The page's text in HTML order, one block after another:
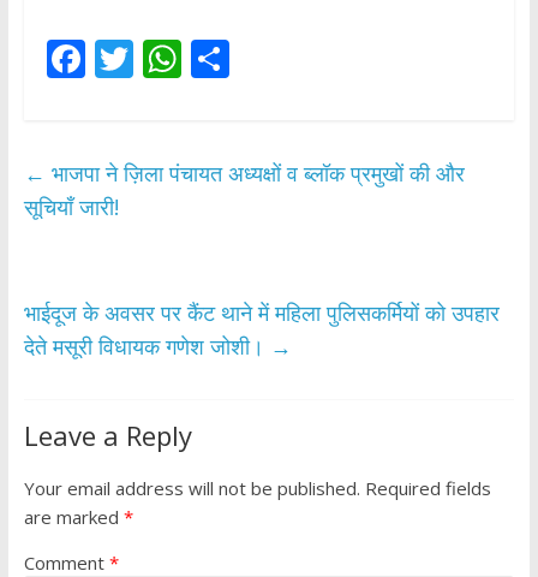
F
b
o
k
T
er
W
s
p
S
e
← भाजपा ने ज़िला पंचायत अध्यक्षों व ब्लॉक प्रमुखों की और
सूचियाँ जारी!
भाईदूज के अवसर पर कैंट थाने में महिला पुलिसकर्मियों को उपहार
देते मसूरी विधायक गणेश जोशी। →
Leave a Reply
Your email address will not be published. Required fields
are marked *
Comment *